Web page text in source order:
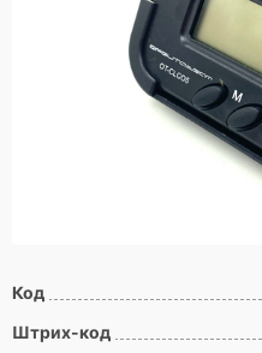
Код
Штрих-код